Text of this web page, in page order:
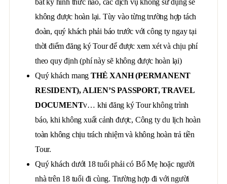
bất kỳ hình thức nào, các dịch vụ không sử dụng sẽ
không được hoàn lại. Tùy vào từng trường hợp tách
đoàn, quý khách phải báo trước với công ty ngay tại
thời điểm đăng ký Tour để được xem xét và chịu phí
theo quy định (phí này sẽ không được hoàn lại)
Quý khách mang THẺ XANH (PERMANENT
RESIDENT), ALIEN’S PASSPORT, TRAVEL
DOCUMENTv… khi đăng ký Tour không trình
báo, khi không xuất cảnh được, Công ty du lịch hoàn
toàn không chịu trách nhiệm và không hoàn trả tiền
Tour.
Quý khách dưới 18 tuổi phải có Bố Mẹ hoặc người
nhà trên 18 tuổi đi cùng. Trường hợp đi với người